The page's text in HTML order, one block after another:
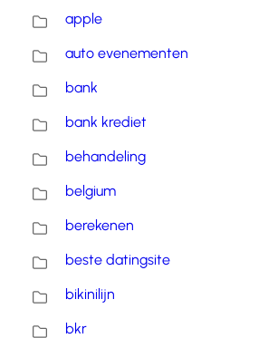
apple
auto evenementen
bank
bank krediet
behandeling
belgium
berekenen
beste datingsite
bikinilijn
bkr